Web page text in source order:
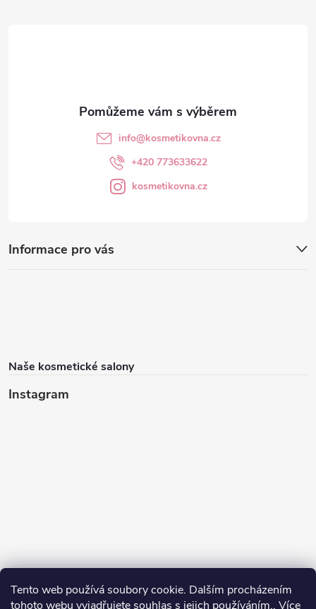
Tento web používá soubory cookie. Dalším procházením
tohoto webu vyjadřujete souhlas s jejich používáním.. Více
Informace pro vás
Naše kosmetické salony
Instagram
info@kosmetikovna.cz
+420 773633622
kosmetikovna.cz